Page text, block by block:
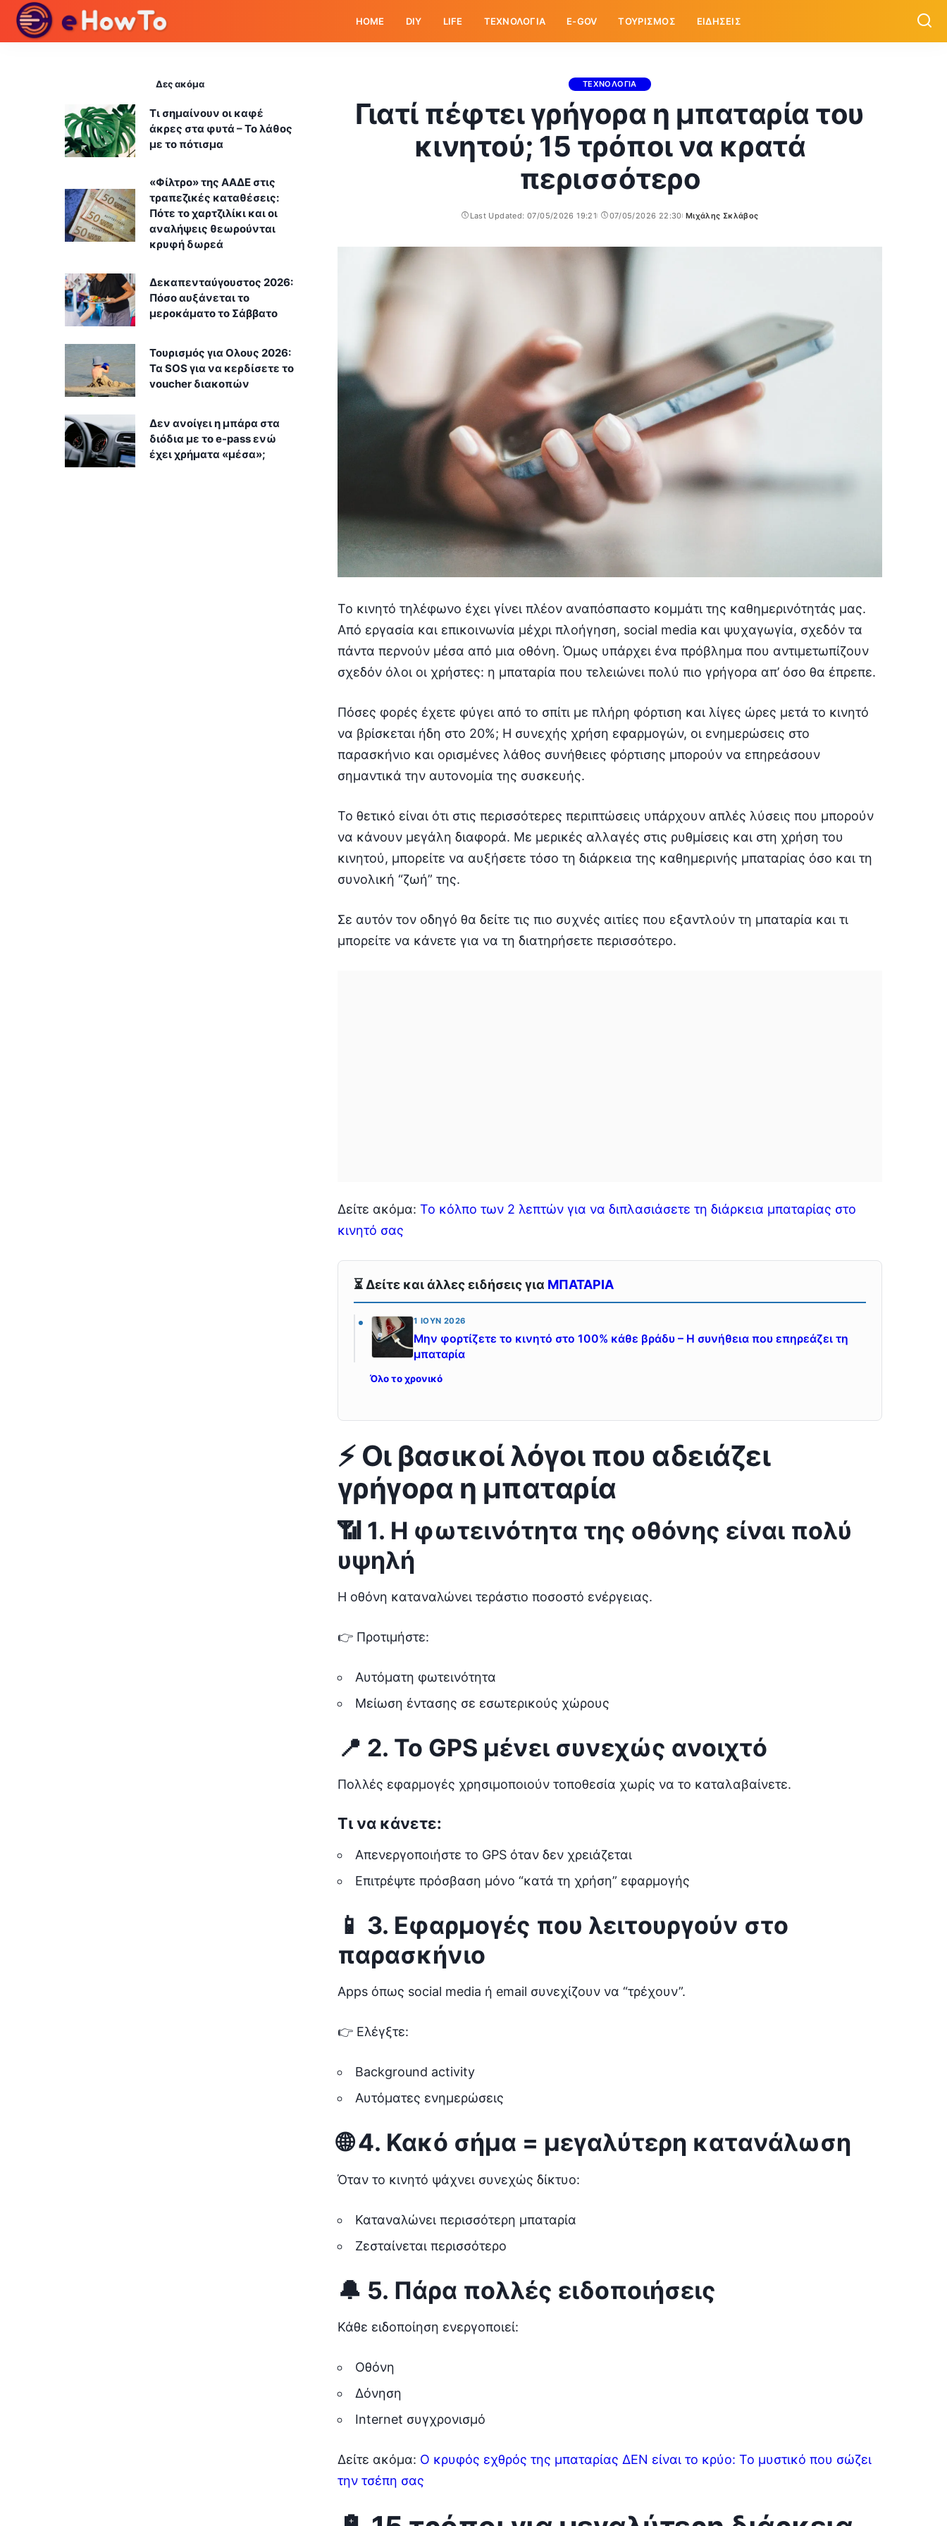
HOME DIY LIFE ΤΕΧΝΟΛΟΓΙΑ E-GOV ΤΟΥΡΙΣΜΟΣ ΕΙΔΗΣΕΙΣ
ΤΕΧΝΟΛΟΓΙΑ
Γιατί πέφτει γρήγορα η μπαταρία του
κινητού; 15 τρόποι να κρατά
περισσότερο
Last Updated: 07/05/2026 19:21 07/05/2026 22:30
Posted
Μιχάλης Σκλάβος
Το κινητό τηλέφωνο έχει γίνει πλέον αναπόσπαστο κομμάτι της καθημερινότητάς μας.
Από εργασία και επικοινωνία μέχρι πλοήγηση, social media και ψυχαγωγία, σχεδόν τα
πάντα περνούν μέσα από μια οθόνη. Όμως υπάρχει ένα πρόβλημα που αντιμετωπίζουν
σχεδόν όλοι οι χρήστες: η μπαταρία που τελειώνει πολύ πιο γρήγορα απ’ όσο θα έπρεπε.
Πόσες φορές έχετε φύγει από το σπίτι με πλήρη φόρτιση και λίγες ώρες μετά το κινητό
να βρίσκεται ήδη στο 20%; Η συνεχής χρήση εφαρμογών, οι ενημερώσεις στο
παρασκήνιο και ορισμένες λάθος συνήθειες φόρτισης μπορούν να επηρεάσουν
σημαντικά την αυτονομία της συσκευής.
Το θετικό είναι ότι στις περισσότερες περιπτώσεις υπάρχουν απλές λύσεις που μπορούν
να κάνουν μεγάλη διαφορά. Με μερικές αλλαγές στις ρυθμίσεις και στη χρήση του
κινητού, μπορείτε να αυξήσετε τόσο τη διάρκεια της καθημερινής μπαταρίας όσο και τη
συνολική “ζωή” της.
Σε αυτόν τον οδηγό θα δείτε τις πιο συχνές αιτίες που εξαντλούν τη μπαταρία και τι
μπορείτε να κάνετε για να τη διατηρήσετε περισσότερο.
Δείτε ακόμα: Το κόλπο των 2 λεπτών για να διπλασιάσετε τη διάρκεια μπαταρίας στο
κινητό σας
⏳ Δείτε και άλλες ειδήσεις για ΜΠΑΤΑΡΙΑ
1 ΙΟΎΝ 2026
Μην φορτίζετε το κινητό στο 100% κάθε βράδυ – Η συνήθεια που επηρεάζει τη
μπαταρία
Όλο το χρονικό
⚡ Οι βασικοί λόγοι που αδειάζει
γρήγορα η μπαταρία
📶 1. Η φωτεινότητα της οθόνης είναι πολύ
υψηλή
Η οθόνη καταναλώνει τεράστιο ποσοστό ενέργειας.
👉 Προτιμήστε:
Αυτόματη φωτεινότητα
Μείωση έντασης σε εσωτερικούς χώρους
📍 2. Το GPS μένει συνεχώς ανοιχτό
Πολλές εφαρμογές χρησιμοποιούν τοποθεσία χωρίς να το καταλαβαίνετε.
Τι να κάνετε:
Απενεργοποιήστε το GPS όταν δεν χρειάζεται
Επιτρέψτε πρόσβαση μόνο “κατά τη χρήση” εφαρμογής
📱 3. Εφαρμογές που λειτουργούν στο
παρασκήνιο
Apps όπως social media ή email συνεχίζουν να “τρέχουν”.
👉 Ελέγξτε:
Background activity
Αυτόματες ενημερώσεις
🌐 4. Κακό σήμα = μεγαλύτερη κατανάλωση
Όταν το κινητό ψάχνει συνεχώς δίκτυο:
Καταναλώνει περισσότερη μπαταρία
Ζεσταίνεται περισσότερο
🔔 5. Πάρα πολλές ειδοποιήσεις
Κάθε ειδοποίηση ενεργοποιεί:
Οθόνη
Δόνηση
Internet συγχρονισμό
Δείτε ακόμα: Ο κρυφός εχθρός της μπαταρίας ΔΕΝ είναι το κρύο: Το μυστικό που σώζει
την τσέπη σας
Δες ακόμα
Τι σημαίνουν οι καφέ
άκρες στα φυτά – Το λάθος
με το πότισμα
«Φίλτρο» της ΑΑΔΕ στις
τραπεζικές καταθέσεις:
Πότε το χαρτζιλίκι και οι
αναλήψεις θεωρούνται
κρυφή δωρεά
Δεκαπενταύγουστος 2026:
Πόσο αυξάνεται το
μεροκάματο το Σάββατο
Τουρισμός για Ολους 2026:
Τα SOS για να κερδίσετε το
voucher διακοπών
Δεν ανοίγει η μπάρα στα
διόδια με το e-pass ενώ
έχει χρήματα «μέσα»;